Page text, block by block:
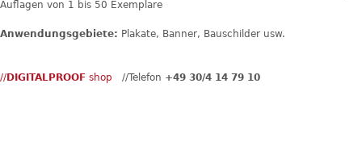
Auflagen von 1 bis 50 Exemplare
Anwendungsgebiete: Plakate, Banner, Bauschilder usw.
n
//DIGITALPROOF shop //Telefon +49 30/4 14 79 10